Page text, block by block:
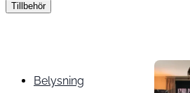
Tillbehör
Belysning